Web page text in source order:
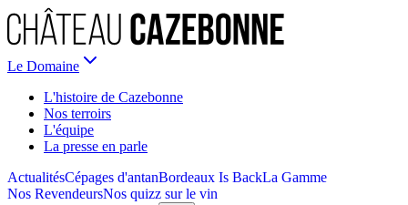
Le Domaine
L'histoire de Cazebonne
Nos terroirs
L'équipe
La presse en parle
ActualitésCépages d'antanBordeaux Is BackLa Gamme
Nos RevendeursNos quizz sur le vin